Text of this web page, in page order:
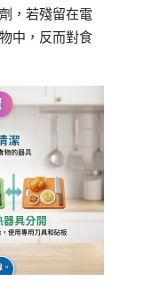
，若殘留在電
中，反而對食